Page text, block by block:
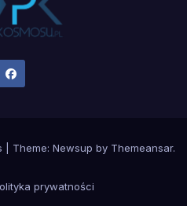
Theme: Newsup by Themeansar.
prywatności